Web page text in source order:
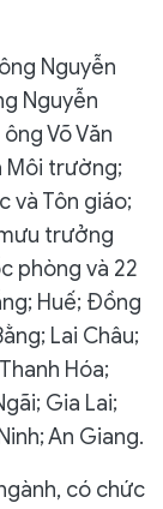
Nguyễn
Nguyễn
Võ Văn
Môi trường;
và Tôn giáo;
trưởng
phòng và 22
Huế; Đồng
Lai Châu;
Hóa;
Gia Lai;
An Giang.
có chức